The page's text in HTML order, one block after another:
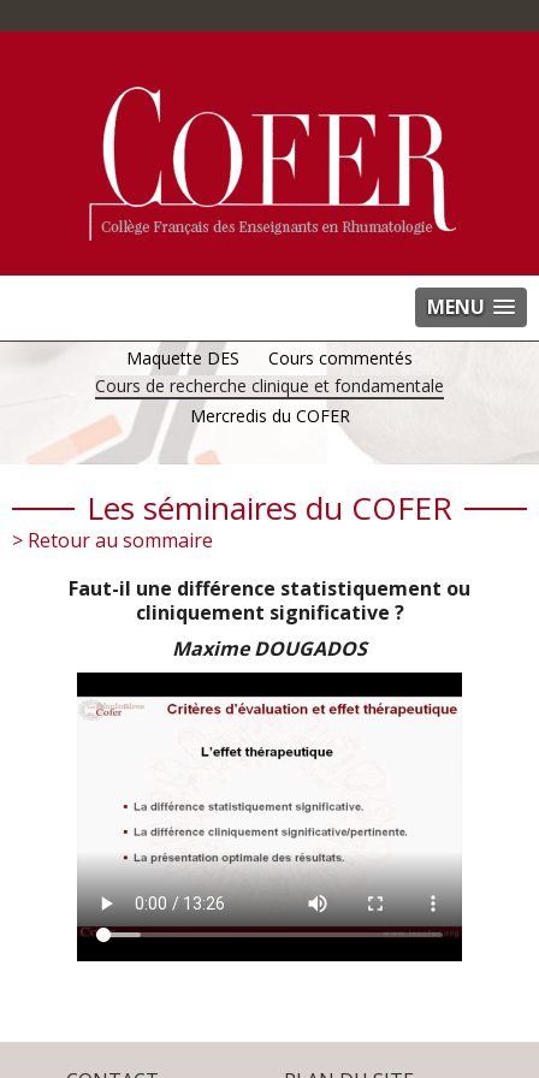
MENU
Maquette DES
Cours commentés
Cours de recherche clinique et fondamentale
Mercredis du COFER
Les séminaires du COFER
> Retour au sommaire
Faut-il une différence statistiquement ou
cliniquement significative ?
Maxime DOUGADOS